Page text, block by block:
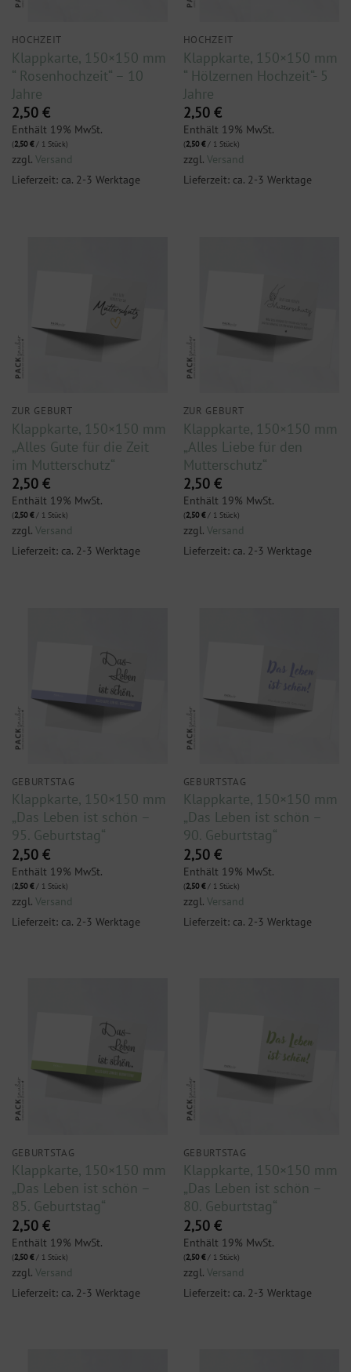
HOCHZEIT
Klappkarte, 150×150 mm
“ Rosenhochzeit“ – 10
Jahre
2,50 €
Enthält 19% MwSt.
(2,50€/ 1 Stück)
zzgl. Versand
Lieferzeit: ca. 2-3 Werktage
HOCHZEIT
Klappkarte, 150×150 mm
“ Hölzernen Hochzeit“- 5
Jahre
2,50 €
Enthält 19% MwSt.
(2,50€/ 1 Stück)
zzgl. Versand
Lieferzeit: ca. 2-3 Werktage
ZUR GEBURT
Klappkarte, 150×150 mm
„Alles Gute für die Zeit
im Mutterschutz“
2,50 €
Enthält 19% MwSt.
(2,50€/ 1 Stück)
zzgl. Versand
Lieferzeit: ca. 2-3 Werktage
ZUR GEBURT
Klappkarte, 150×150 mm
„Alles Liebe für den
Mutterschutz“
2,50 €
Enthält 19% MwSt.
(2,50€/ 1 Stück)
zzgl. Versand
Lieferzeit: ca. 2-3 Werktage
GEBURTSTAG
Klappkarte, 150×150 mm
„Das Leben ist schön –
95. Geburtstag“
2,50 €
Enthält 19% MwSt.
(2,50€/ 1 Stück)
zzgl. Versand
Lieferzeit: ca. 2-3 Werktage
GEBURTSTAG
Klappkarte, 150×150 mm
„Das Leben ist schön –
90. Geburtstag“
2,50 €
Enthält 19% MwSt.
(2,50€/ 1 Stück)
zzgl. Versand
Lieferzeit: ca. 2-3 Werktage
GEBURTSTAG
Klappkarte, 150×150 mm
„Das Leben ist schön –
85. Geburtstag“
2,50 €
Enthält 19% MwSt.
(2,50€/ 1 Stück)
zzgl. Versand
Lieferzeit: ca. 2-3 Werktage
GEBURTSTAG
Klappkarte, 150×150 mm
„Das Leben ist schön –
80. Geburtstag“
2,50 €
Enthält 19% MwSt.
(2,50€/ 1 Stück)
zzgl. Versand
Lieferzeit: ca. 2-3 Werktage